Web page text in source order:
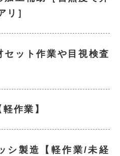
リ］
セット作業や目視検査
作業】
シ製造【軽作業/未経